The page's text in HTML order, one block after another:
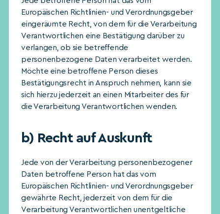
Europäischen Richtlinien- und Verordnungsgeber
eingeräumte Recht, von dem für die Verarbeitung
Verantwortlichen eine Bestätigung darüber zu
verlangen, ob sie betreffende
personenbezogene Daten verarbeitet werden.
Möchte eine betroffene Person dieses
Bestätigungsrecht in Anspruch nehmen, kann sie
sich hierzu jederzeit an einen Mitarbeiter des für
die Verarbeitung Verantwortlichen wenden.
b) Recht auf Auskunft
Jede von der Verarbeitung personenbezogener
Daten betroffene Person hat das vom
Europäischen Richtlinien- und Verordnungsgeber
gewährte Recht, jederzeit von dem für die
Verarbeitung Verantwortlichen unentgeltliche